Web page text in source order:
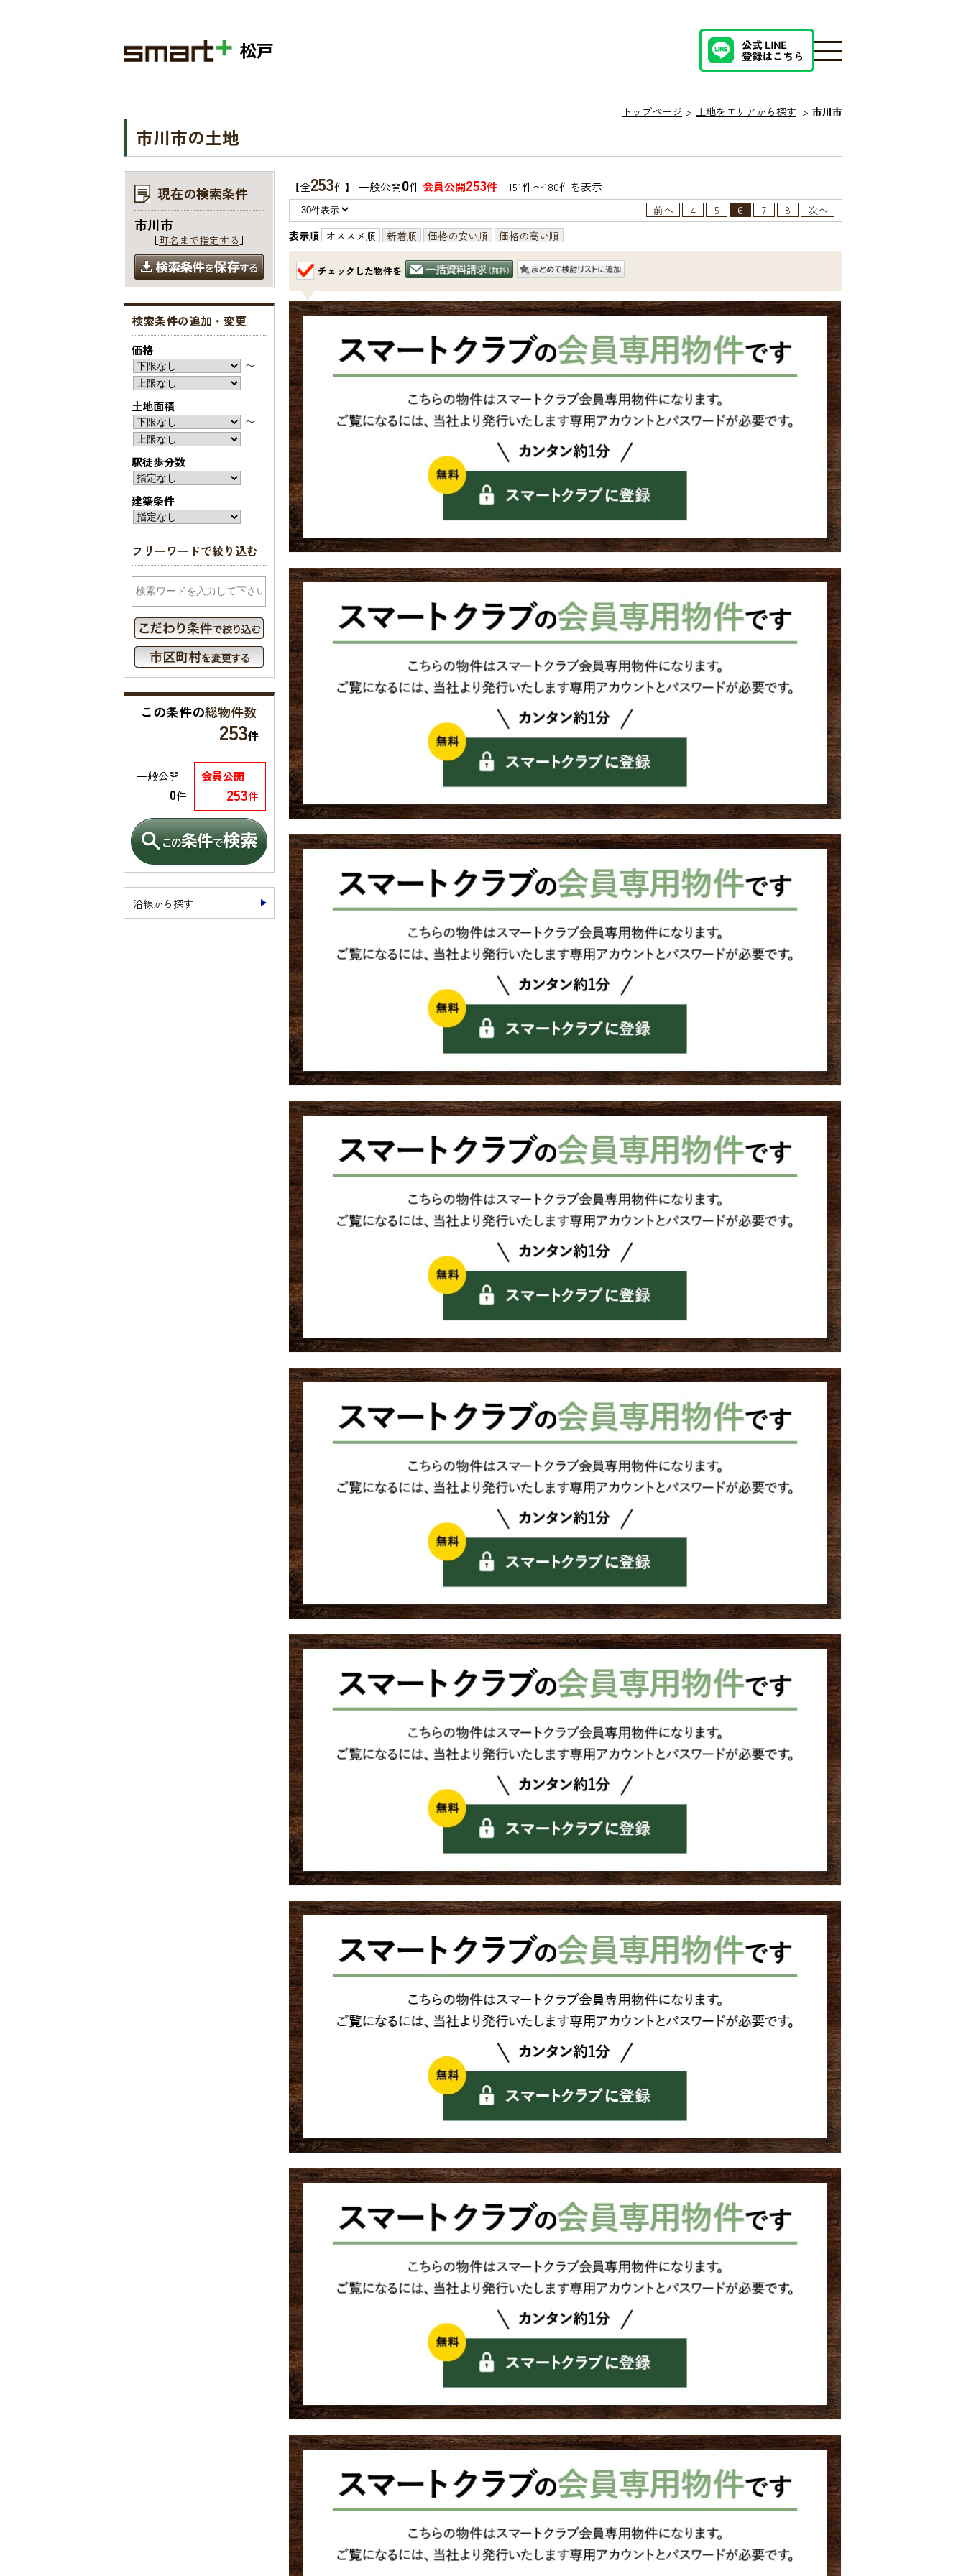
松戸
トップページ 土地をエリアから探す 市川市
市川市の土地
【全253件】 一般公開0件会員公開253件 151件〜180件を表示
前へ 4 5 6 7 8
次へ
表示順 オススメ順 新着順 価格の安い順 価格の高い順
チェックした物件を
現在の検索条件
市川市
［町名まで指定する］
検索条件の追加・変更
価格
〜
土地面積
〜
駅徒歩分数
建築条件
フリーワードで絞り込む
この条件の総物件数
253件
会員公開
253件
一般公開
0件
沿線から探す